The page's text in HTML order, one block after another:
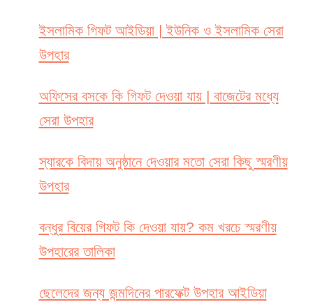
ইসলামিক গিফট আইডিয়া | ইউনিক ও ইসলামিক সেরা
উপহার
অফিসের বসকে কি গিফট দেওয়া যায় | বাজেটের মধ্যে
সেরা উপহার
স্যারকে বিদায় অনুষ্ঠানে দেওয়ার মতো সেরা কিছু স্মরণীয়
উপহার
বন্ধুর বিয়ের গিফট কি দেওয়া যায়? কম খরচে স্মরণীয়
উপহারের তালিকা
ছেলেদের জন্য জন্মদিনের পারফেক্ট উপহার আইডিয়া